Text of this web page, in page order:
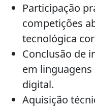
Participação
competições
tecnológica
Conclusão de
em
digital.
Aquisição